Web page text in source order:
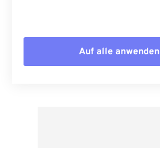
Auf alle anwenden